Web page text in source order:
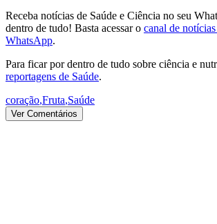
Receba notícias de Saúde e Ciência no seu
dentro de tudo! Basta acessar o canal de
WhatsApp.
Para ficar por dentro de tudo sobre ciência e
reportagens de Saúde.
coração,Fruta,Saúde
Ver Comentários